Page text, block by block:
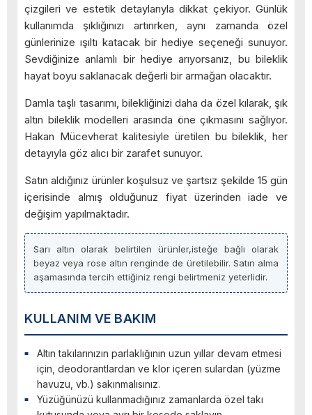
çizgileri ve estetik detaylarıyla dikkat çekiyor. Günlük
kullanımda şıklığınızı artırırken, aynı zamanda özel
günlerinize ışıltı katacak bir hediye seçeneği sunuyor.
Sevdiğinize anlamlı bir hediye arıyorsanız, bu bileklik
hayat boyu saklanacak değerli bir armağan olacaktır.
Damla taşlı tasarımı, bilekliğinizi daha da özel kılarak, şık
altın bileklik modelleri arasında öne çıkmasını sağlıyor.
Hakan Mücevherat kalitesiyle üretilen bu bileklik, her
detayıyla göz alıcı bir zarafet sunuyor.
Satın aldığınız ürünler koşulsuz ve şartsız şekilde 15 gün
içerisinde almış olduğunuz fiyat üzerinden iade ve
değişim yapılmaktadır.
Sarı altın olarak belirtilen ürünler,isteğe bağlı olarak
beyaz veya rose altın renginde de üretilebilir. Satın alma
aşamasında tercih ettiğiniz rengi belirtmeniz yeterlidir.
KULLANIM VE BAKIM
Altın takılarınızın parlaklığının uzun yıllar devam etmesi
için, deodorantlardan ve klor içeren sulardan (yüzme
havuzu, vb.) sakınmalısınız.
Yüzüğünüzü kullanmadığınız zamanlarda özel takı